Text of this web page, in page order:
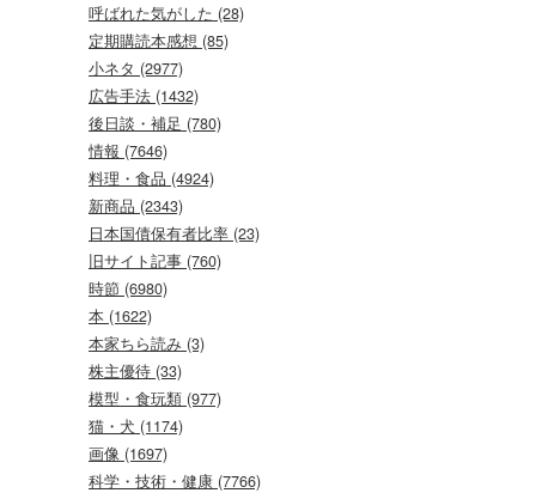
呼ばれた気がした (28)
定期購読本感想 (85)
小ネタ (2977)
広告手法 (1432)
後日談・補足 (780)
情報 (7646)
料理・食品 (4924)
新商品 (2343)
日本国債保有者比率 (23)
旧サイト記事 (760)
時節 (6980)
本 (1622)
本家ちら読み (3)
株主優待 (33)
模型・食玩類 (977)
猫・犬 (1174)
画像 (1697)
科学・技術・健康 (7766)